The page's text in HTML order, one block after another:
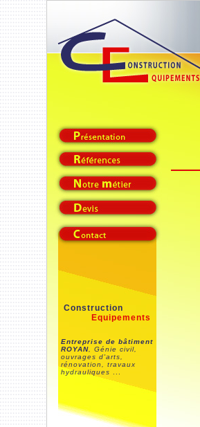
Construction
Equipements
Entreprise de bâtiment
ROYAN , Génie civil,
ouvrages d'arts,
rénovation, travaux
hydrauliques